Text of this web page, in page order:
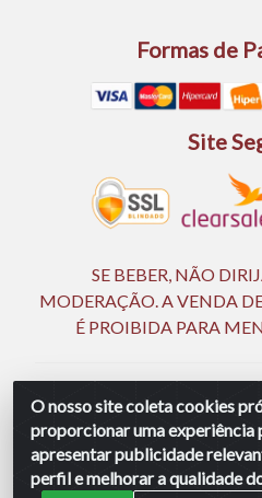
O nosso site coleta cookies
proporcionar uma experiência
apresentar publicidade
perfil e melhorar a qualidade
Formas de
Site
SE BEBER, NÃO
MODERAÇÃO. A VENDA
É PROIBIDA PARA
Ingá Distribuidora Ltda |
Rod BR 232, KM 18,5 - S/N -
Jaboatão dos